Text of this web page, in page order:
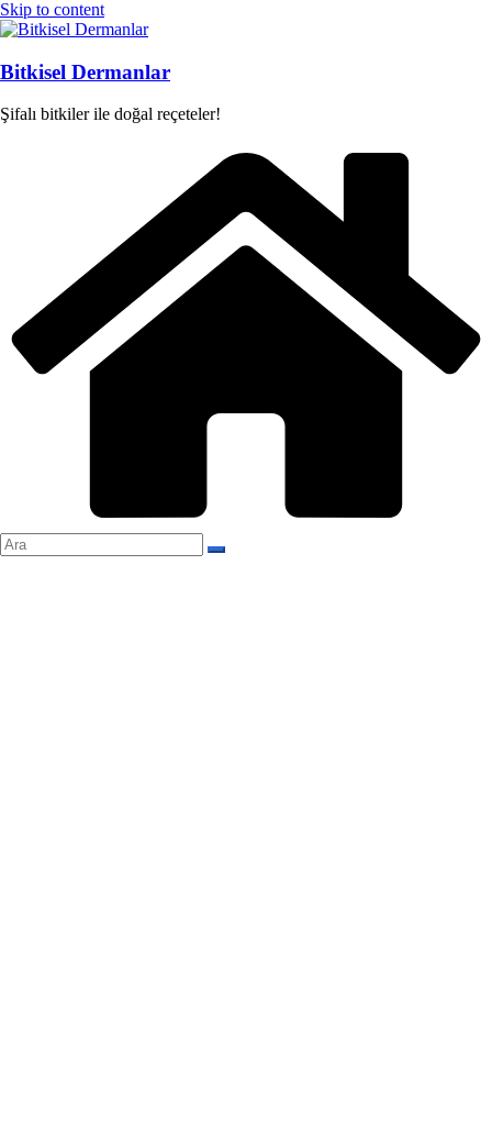
Skip to content
Bitkisel Dermanlar
Şifalı bitkiler ile doğal reçeteler!